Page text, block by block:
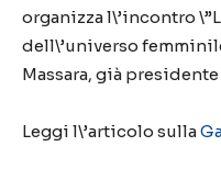
organizza l\’incontro
dell\’universo
Massara, già
Leggi l\’articolo sulla